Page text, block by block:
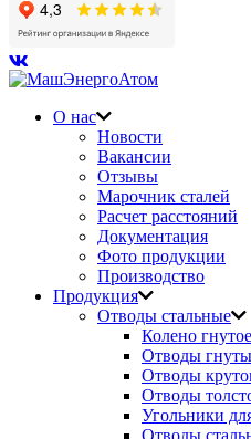
О нас
Новости
Вакансии
Отзывы
Марочник сталей
Расчет расстояний
Документация
Фото продукции
Производство
Продукция
Отводы стальные
Колено
Отводы
Отводы
Отводы
Угольники